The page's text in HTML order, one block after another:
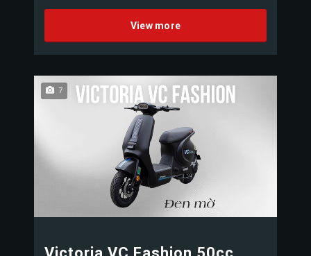
View more
7